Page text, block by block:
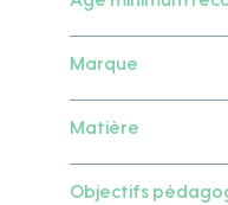
Marque
Matière
Objectifs